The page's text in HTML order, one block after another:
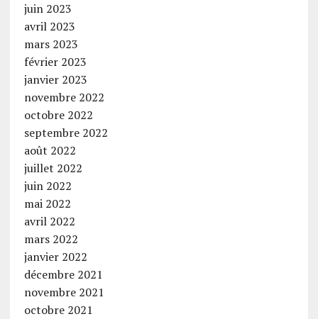
juin 2023
avril 2023
mars 2023
février 2023
janvier 2023
novembre 2022
octobre 2022
septembre 2022
août 2022
juillet 2022
juin 2022
mai 2022
avril 2022
mars 2022
janvier 2022
décembre 2021
novembre 2021
octobre 2021